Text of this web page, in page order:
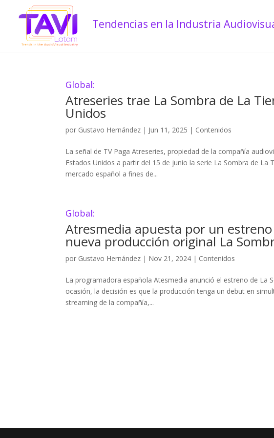
Global:
Atreseries trae La Sombra de La
Unidos
por Gustavo Hernández | Jun 11, 2025 | Contenidos
La señal de TV Paga Atreseries, propiedad de la compañía
Estados Unidos a partir del 15 de junio la serie La Sombra de La
mercado español a fines de...
Global:
Atresmedia apuesta por un
nueva producción original La
por Gustavo Hernández | Nov 21, 2024 | Contenidos
La programadora española Atesmedia anunció el estreno de La
ocasión, la decisión es que la producción tenga un debut en
streaming de la compañía,...